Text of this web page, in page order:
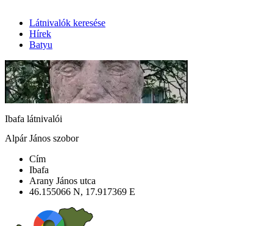
Látnivalók keresése
Hírek
Batyu
Ibafa látnivalói
Alpár János szobor
Cím
Ibafa
Arany János utca
46.155066 N, 17.917369 E